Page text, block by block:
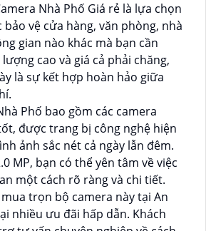
Nhà Phố Giá rẻ là lựa chọn
bảo vệ cửa hàng, văn phòng, nhà
gian nào khác mà bạn cần
cao và giá cả phải chăng,
là sự kết hợp hoàn hảo giữa
Phố bao gồm các camera
được trang bị công nghệ hiện
ảnh sắc nét cả ngày lẫn đêm.
MP, bạn có thể yên tâm về việc
một cách rõ ràng và chi tiết.
trọn bộ camera này tại An
nhiều ưu đãi hấp dẫn. Khách